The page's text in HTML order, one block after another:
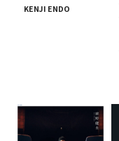
KENJI ENDO